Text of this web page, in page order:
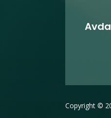
Copyright ©